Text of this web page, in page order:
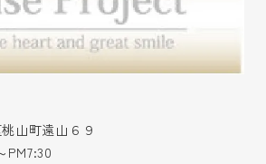
山町遠山６９
PM7:30